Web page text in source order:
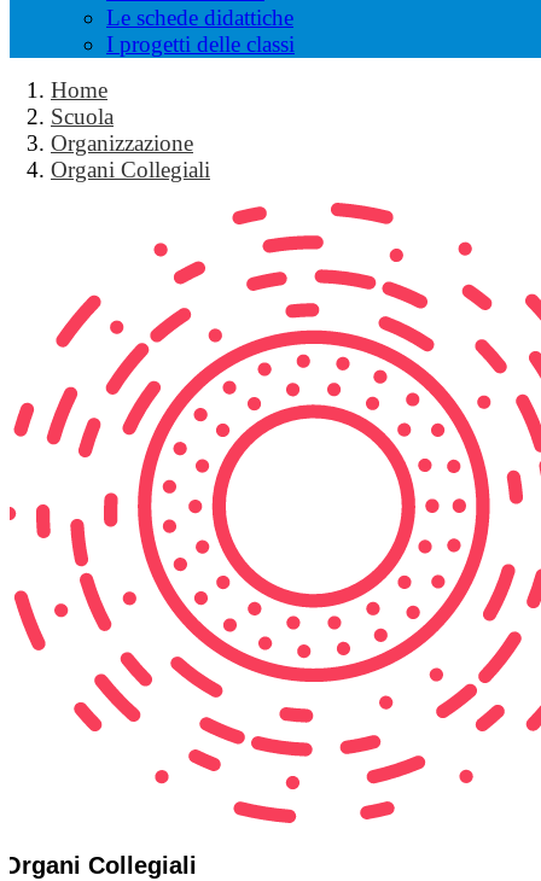
Le schede didattiche
I progetti delle classi
Home
Scuola
Organizzazione
Organi Collegiali
Organi Collegiali